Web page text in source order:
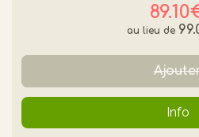
Info